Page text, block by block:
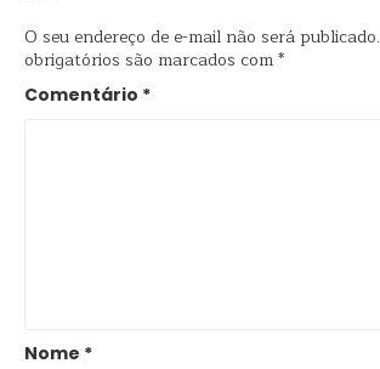
O seu endereço de e-mail não será publicado.
obrigatórios são marcados com*
Comentário *
Nome *